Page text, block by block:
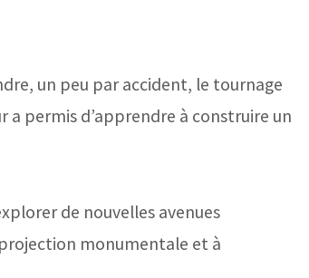
un peu par accident, le tournage
permis d’apprendre à construire un
de nouvelles avenues
monumentale et à